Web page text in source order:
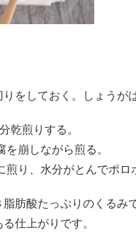
をしておく。しょうが
乾煎りする。
崩しながら煎る。
り、水分がとんでポロ
肪酸たっぷりのくるみ
仕上がりです。